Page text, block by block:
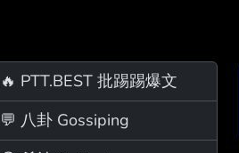
🔥 PTT.BEST 批踢踢爆文
💬 八卦 Gossiping